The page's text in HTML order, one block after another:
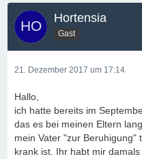
Hortensia
Gast
21. Dezember 2017 um 17:14
Hallo,
ich hatte bereits im
das es bei meinen Eltern
mein Vater "zur
krank ist. Ihr habt mir